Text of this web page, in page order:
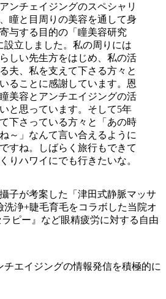
ンチェイジングのスペシャリ
瞳と目周りの美容を通して身
与する目的の「瞳美容研究
設立しました。私の周りには
しい先生方をはじめ、私の活
夫、私を支えて下さる方々と
ることに感謝しています。恩
美容とアンチエイジングの活
と思っています。そして5年
下さっている方々と「あの時
～」なんて言い合えるように
すね。しばらく旅行もできて
りハワイにでも行きたいな。
子が考案した「津田式静脈マッサ
洗浄+睫毛育毛をコラボした当院オ
ピー』など眼精疲労に対する自由
エイジングの情報発信を積極的に